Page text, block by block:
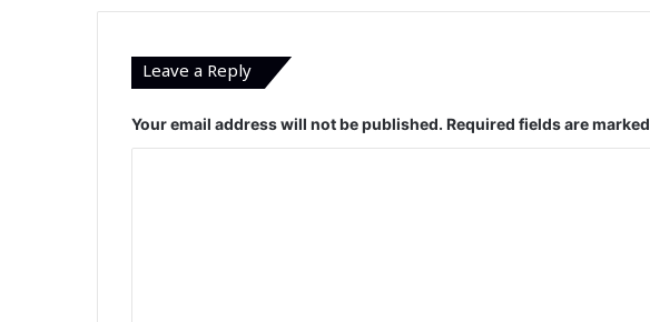
Leave a Reply
Your email address will not be published. Required fields are marked